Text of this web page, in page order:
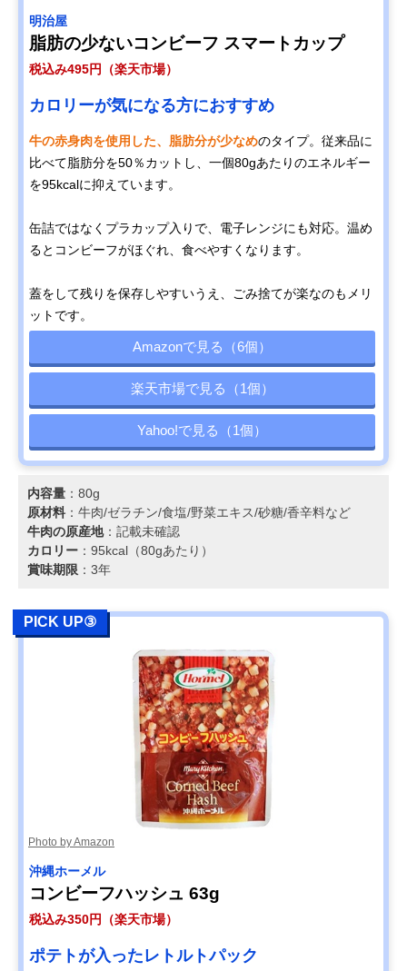
明治屋
脂肪の少ないコンビーフ スマートカップ
税込み495円（楽天市場）
カロリーが気になる方におすすめ
牛の赤身肉を使用した、脂肪分が少なめのタイプ。従来品に
比べて脂肪分を50％カットし、一個80gあたりのエネルギー
を95kcalに抑えています。
缶詰ではなくプラカップ入りで、電子レンジにも対応。温め
るとコンビーフがほぐれ、食べやすくなります。
蓋をして残りを保存しやすいうえ、ごみ捨てが楽なのもメリ
ットです。
Amazonで見る（6個）
楽天市場で見る（1個）
Yahoo!で見る（1個）
内容量 ：80g
原材料 ：牛肉/ゼラチン/食塩/野菜エキス/砂糖/香辛料など
牛肉の原産地：記載未確認
カロリー ：95kcal（80gあたり）
賞味期限 ：3年
PICK UP③
Photo by Amazon
‎沖縄ホーメル
コンビーフハッシュ 63g
税込み350円（楽天市場）
ポテトが入ったレトルトパック